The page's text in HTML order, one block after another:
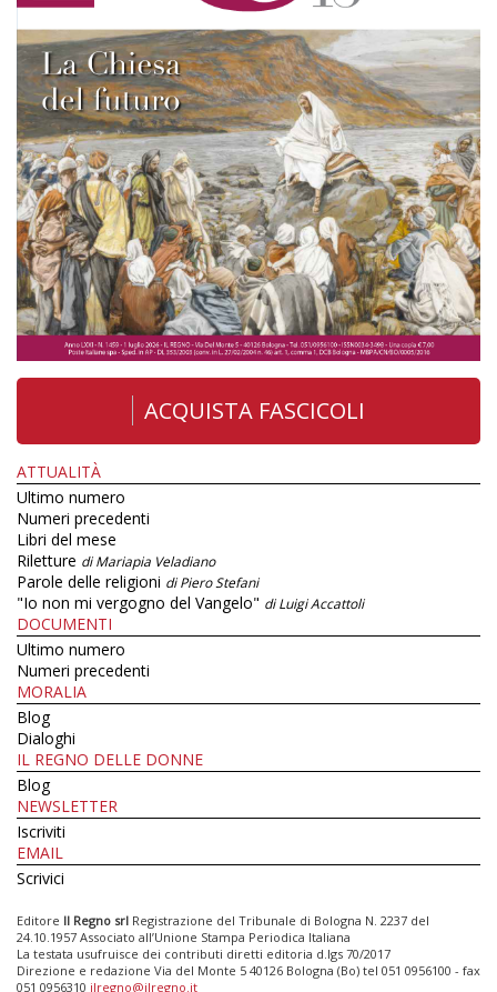
ACQUISTA FASCICOLI
ATTUALITÀ
Ultimo numero
Numeri precedenti
Libri del mese
Riletture di Mariapia Veladiano
Parole delle religioni di Piero Stefani
"Io non mi vergogno del Vangelo" di Luigi Accattoli
DOCUMENTI
Ultimo numero
Numeri precedenti
MORALIA
Blog
Dialoghi
IL REGNO DELLE DONNE
Blog
NEWSLETTER
Iscriviti
EMAIL
Scrivici
Editore Il Regno srl Registrazione del Tribunale di Bologna N. 2237 del
24.10.1957 Associato all’Unione Stampa Periodica Italiana
La testata usufruisce dei contributi diretti editoria d.lgs 70/2017
Direzione e redazione Via del Monte 5 40126 Bologna (Bo) tel 051 0956100 - fax
051 0956310 ilregno@ilregno.it